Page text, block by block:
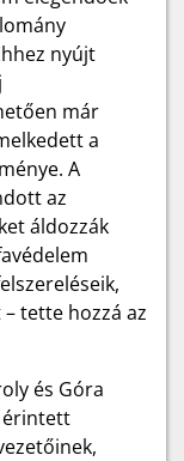
nyújt
már
a
A
az
áldozzák
tette hozzá az
és Góra
érintett